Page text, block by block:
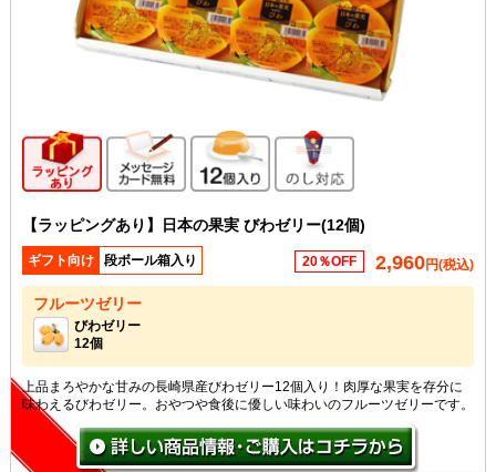
ギフト向け商品メッセージカード無料
12個入り のし対応
【ラッピングあり】日本の果実 びわゼリー(12個)
ギフト向け 段ボール箱入り 20％OFF 2,960円(税込)
フルーツゼリー
びわゼリー
12個
上品まろやかな甘みの長崎県産びわゼリー12個入り！肉厚な果実を存分に
味わえるびわゼリー。おやつや食後に優しい味わいのフルーツゼリーです。